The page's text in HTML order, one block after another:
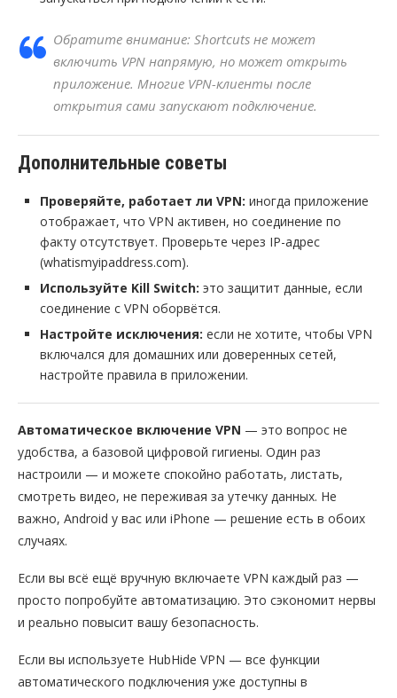
Обратите внимание: Shortcuts не может
включить VPN напрямую, но может открыть
приложение. Многие VPN-клиенты после
открытия сами запускают подключение.
Дополнительные советы
Проверяйте, работает ли VPN: иногда приложение
отображает, что VPN активен, но соединение по
факту отсутствует. Проверьте через IP-адрес
(whatismyipaddress.com).
Используйте Kill Switch: это защитит данные, если
соединение с VPN оборвётся.
Настройте исключения: если не хотите, чтобы VPN
включался для домашних или доверенных сетей,
настройте правила в приложении.
Автоматическое включение VPN — это вопрос не
удобства, а базовой цифровой гигиены. Один раз
настроили — и можете спокойно работать, листать,
смотреть видео, не переживая за утечку данных. Не
важно, Android у вас или iPhone — решение есть в обоих
случаях.
Если вы всё ещё вручную включаете VPN каждый раз —
просто попробуйте автоматизацию. Это сэкономит нервы
и реально повысит вашу безопасность.
Если вы используете HubHide VPN — все функции
автоматического подключения уже доступны в